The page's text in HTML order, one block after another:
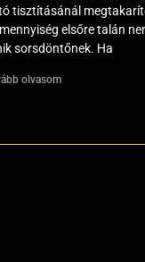
tisztításánál
elsőre talán
sorsdöntőnek. Ha
olvasom